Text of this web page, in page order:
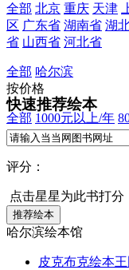
全部 北京 重庆 天津
区 广东省 湖南省 湖
省 山西省 河北省
全部 哈尔滨
按价格
全部 1000元以上/年
快速推荐绘本
评分：
点击星星为此书打分
哈尔滨绘本馆
皮克布克绘本